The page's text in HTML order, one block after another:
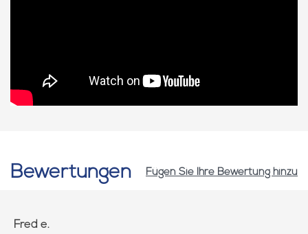
Bewertungen Fügen Sie Ihre Bewertung hinzu
Fred e.